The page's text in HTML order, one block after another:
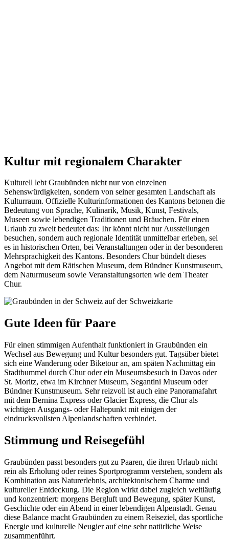
Kultur mit regionalem Charakter
Kulturell lebt Graubünden nicht nur von einzelnen
Sehenswürdigkeiten, sondern von seiner gesamten Landschaft als
Kulturraum. Offizielle Kulturinformationen des Kantons betonen die
Bedeutung von Sprache, Kulinarik, Musik, Kunst, Festivals,
Museen sowie lebendigen Traditionen und Bräuchen. Für einen
Urlaub zu zweit bedeutet das: Ihr könnt nicht nur Ausstellungen
besuchen, sondern auch regionale Identität unmittelbar erleben, sei
es in historischen Orten, bei Veranstaltungen oder in der besonderen
Mehrsprachigkeit des Kantons. Besonders Chur bündelt dieses
Angebot mit dem Rätischen Museum, dem Bündner Kunstmuseum,
dem Naturmuseum sowie Veranstaltungsorten wie dem Theater
Chur.
Gute Ideen für Paare
Für einen stimmigen Aufenthalt funktioniert in Graubünden ein
Wechsel aus Bewegung und Kultur besonders gut. Tagsüber bietet
sich eine Wanderung oder Biketour an, am späten Nachmittag ein
Stadtbummel durch Chur oder ein Museumsbesuch in Davos oder
St. Moritz, etwa im Kirchner Museum, Segantini Museum oder
Bündner Kunstmuseum. Sehr reizvoll ist auch eine Panoramafahrt
mit dem Bernina Express oder Glacier Express, die Chur als
wichtigen Ausgangs- oder Haltepunkt mit einigen der
eindrucksvollsten Alpenlandschaften verbindet.
Stimmung und Reisegefühl
Graubünden passt besonders gut zu Paaren, die ihren Urlaub nicht
rein als Erholung oder reines Sportprogramm verstehen, sondern als
Kombination aus Naturerlebnis, architektonischem Charme und
kultureller Entdeckung. Die Region wirkt dabei zugleich weitläufig
und konzentriert: morgens Bergluft und Bewegung, später Kunst,
Geschichte oder ein Abend in einer lebendigen Alpenstadt. Genau
diese Balance macht Graubünden zu einem Reiseziel, das sportliche
Energie und kulturelle Neugier auf eine sehr natürliche Weise
zusammenführt.